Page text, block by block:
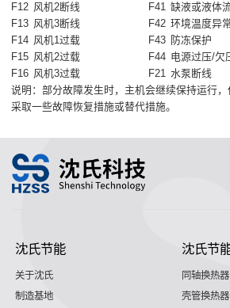
F12 风机2断线 F41 缺液或液体
F13 风机3断线 F42 环境温度异
F14 风机1过载 F43 防冻保护
F15 风机2过载 F44 电源过压/欠
F16 风机3过载 F21 水泵断线
说明：部分故障发生时，主机会继续保持运行
采取一些故障恢复措施或替代措施。
沈氏节能
关于沈氏
制造基地
沈氏节
同轴换热器
壳管换热器